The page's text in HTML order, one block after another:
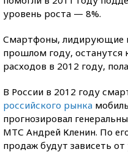
уровень роста — 8%.
Смартфоны, лидирующие
прошлом году, останутся
расходов в 2012 году,
В России в 2012 году
российского рынка
прогнозировал
МТС Андрей Кленин. По
продаж будут зависеть